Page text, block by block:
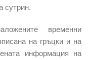
сутрин.
временни
на гръцки и на
информация на